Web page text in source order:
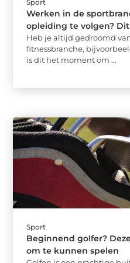
Sport
Werken in de
opleiding te volgen?
Heb je altijd gedroomd
fitnessbranche,
is dit het moment om ...
Sport
Beginnend golfer?
om te kunnen spelen